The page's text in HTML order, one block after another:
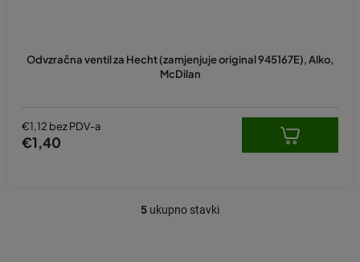
Odvzračna ventil za Hecht (zamjenjuje original 945167E), Alko,
McDilan
€1,12 bez PDV-a
€1,40
K
5 ukupno stavki